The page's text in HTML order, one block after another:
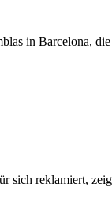
in Barcelona,
sich reklamiert,